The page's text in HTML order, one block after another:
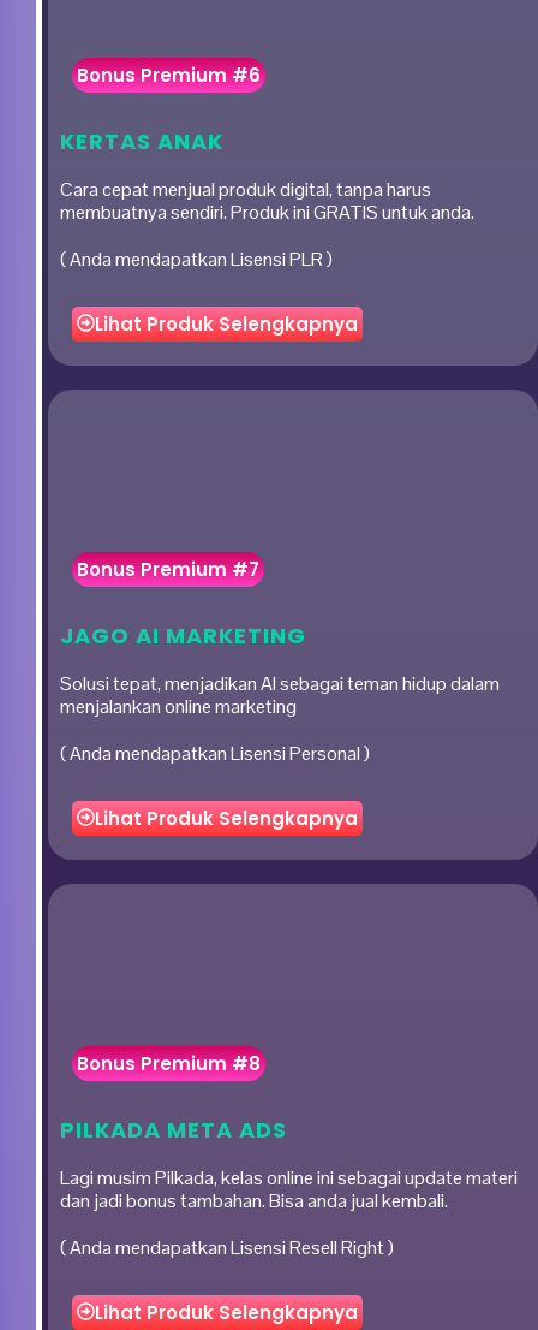
Bonus Premium #6
KERTAS ANAK
Cara cepat menjual produk digital, tanpa harus
membuatnya sendiri. Produk ini GRATIS untuk anda.
( Anda mendapatkan Lisensi PLR )
Lihat Produk Selengkapnya
Bonus Premium #7
JAGO AI MARKETING
Solusi tepat, menjadikan AI sebagai teman hidup dalam
menjalankan online marketing
( Anda mendapatkan Lisensi Personal )
Lihat Produk Selengkapnya
Bonus Premium #8
PILKADA META ADS
Lagi musim Pilkada, kelas online ini sebagai update materi
dan jadi bonus tambahan. Bisa anda jual kembali.
( Anda mendapatkan Lisensi Resell Right )
Lihat Produk Selengkapnya